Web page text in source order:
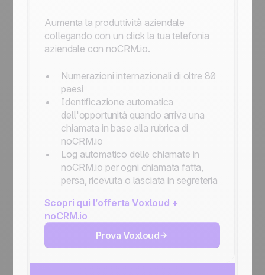
Aumenta la produttività aziendale
collegando con un click la tua telefonia
aziendale con noCRM.io.
Numerazioni internazionali di oltre 80
paesi
Identificazione automatica
dell'opportunità quando arriva una
chiamata in base alla rubrica di
noCRM.io
Log automatico delle chiamate in
noCRM.io per ogni chiamata fatta,
persa, ricevuta o lasciata in segreteria
Scopri qui l’offerta Voxloud +
noCRM.io
Prova Voxloud